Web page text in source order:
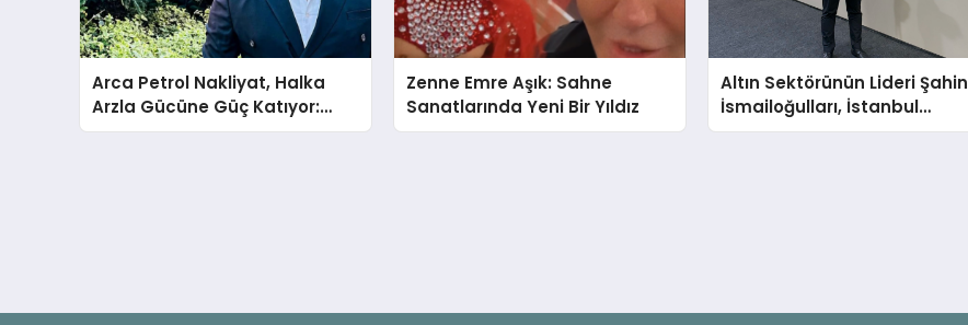
Arca Petrol Nakliyat, Halka
Arzla Gücüne Güç Katıyor:
Ömer Arca ve Mehmet
Zenne Emre Aşık: Sahne
Sanatlarında Yeni Bir Yıldız
Altın Sektörünün Lideri Şahin
İsmailoğulları, İstanbul
Mücevher Fuarı’nda Parladı ￼